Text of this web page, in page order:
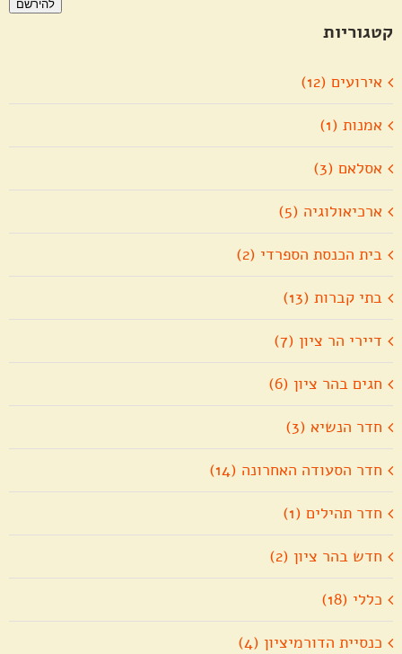
להירשם
קטגוריות
אירועים (12)
אמנות (1)
אסלאם (3)
ארכיאולוגיה (5)
בית הכנסת הספרדי (2)
בתי קברות (13)
דיירי הר ציון (7)
חגים בהר ציון (6)
חדר הנשיא (3)
חדר הסעודה האחרונה (14)
חדר תהילים (1)
חדש בהר ציון (2)
כללי (18)
כנסיית הדורמיציון (4)